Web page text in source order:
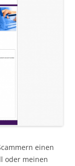
einen
oder meinen